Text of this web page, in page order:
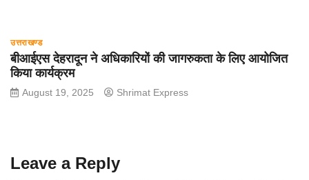
उत्तराखण्ड
बीआईएस देहरादून ने अधिकारियों की जागरुकता के लिए आयोजित
किया कार्यक्रम
August 19, 2025 Shrimat Express
Leave a Reply